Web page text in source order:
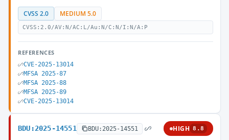
CVSS 2.0 MEDIUM 5.0
CVSS:2.0/AV:N/AC:L/Au:N/C:N/I:N/A:P
REFERENCES
CVE-2025-13014
MFSA 2025-87
MFSA 2025-88
MFSA 2025-89
CVE-2025-13014
BDU:2025-14551 BDU:2025-14551 HIGH 8.8